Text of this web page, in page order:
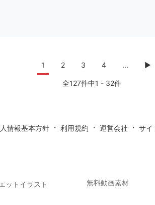
1 2 3 4 ... ▶
全127件中1 - 32件
情報基本方針・ 利用規約 ・ 運営会社 ・ サイ
ットイラスト 無料動画素材